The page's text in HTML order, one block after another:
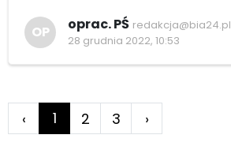
OP oprac. PŚ redakcja@bia24.pl
28 grudnia 2022, 10:53
‹ 1 2 3 ›